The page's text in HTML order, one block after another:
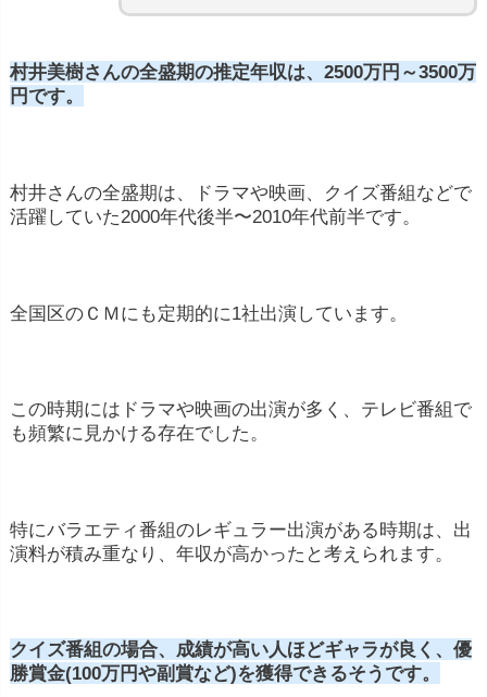
村井美樹さんの全盛期の推定年収は、2500万円～3500万
円です。
村井さんの全盛期は、ドラマや映画、クイズ番組などで
活躍していた2000年代後半〜2010年代前半です。
全国区のＣＭにも定期的に1社出演しています。
この時期にはドラマや映画の出演が多く、テレビ番組で
も頻繁に見かける存在でした。
特にバラエティ番組のレギュラー出演がある時期は、出
演料が積み重なり、年収が高かったと考えられます。
クイズ番組の場合、成績が高い人ほどギャラが良く、優
勝賞金(100万円や副賞など)を獲得できるそうです。